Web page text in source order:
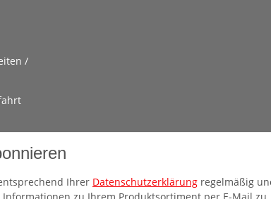
/
Ihrer Datenschutzerklärung regelmäßig